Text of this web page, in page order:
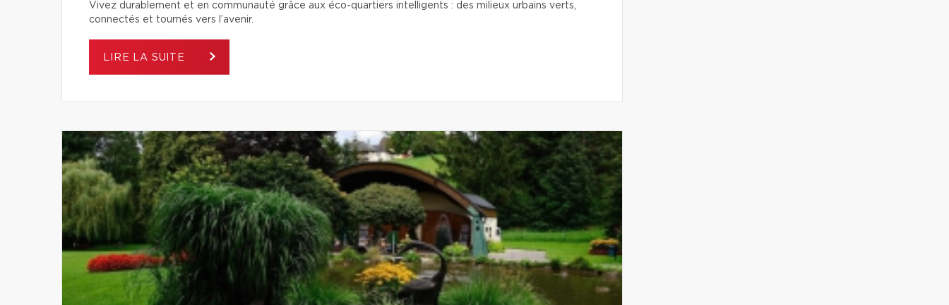
Vivez durablement et en communauté grâce aux éco-quartiers intelligents : des milieux urbains verts,
connectés et tournés vers l’avenir.
LIRE LA SUITE